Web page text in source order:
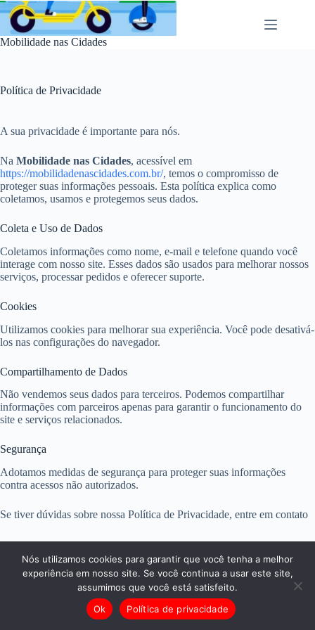
Pular
para
conteúdo
Mobilidade nas Cidades
Política de Privacidade
A sua privacidade é importante para nós.
Na Mobilidade nas Cidades, acessível em
https://mobilidadenascidades.com.br/, temos o compromisso de
proteger suas informações pessoais. Esta política explica como
coletamos, usamos e protegemos seus dados.
Coleta e Uso de Dados
Coletamos informações como nome, e-mail e telefone quando você
interage com nosso site. Esses dados são usados para melhorar nossos
serviços, processar pedidos e oferecer suporte.
Cookies
Utilizamos cookies para melhorar sua experiência. Você pode desativá-
los nas configurações do navegador.
Compartilhamento de Dados
Não vendemos seus dados para terceiros. Podemos compartilhar
informações com parceiros apenas para garantir o funcionamento do
site e serviços relacionados.
Segurança
Adotamos medidas de segurança para proteger suas informações
contra acessos não autorizados.
Se tiver dúvidas sobre nossa Política de Privacidade, entre em contato
Copyright © 2026 - WordPress Theme byCreativeThemes
Nós utilizamos cookies para garantir que você tenha a melhor
experiência em nosso site. Se você continua a usar este site,
assumimos que você está satisfeito.
Ok
Política de privacidade